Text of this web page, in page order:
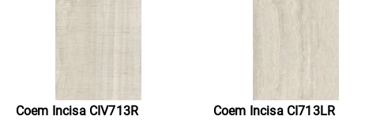
Coem Incisa CIV713R
Coem Incisa CI713LR